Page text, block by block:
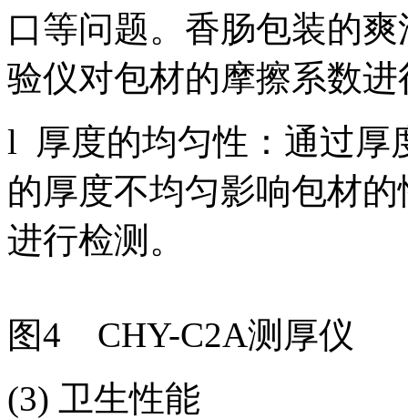
口等问题。香肠包装的
验仪对包材的摩擦系数
l 厚度的均匀性：通过厚
的厚度不均匀影响包材
进行检测。
图4 CHY-C2A测厚仪
(3) 卫生性能